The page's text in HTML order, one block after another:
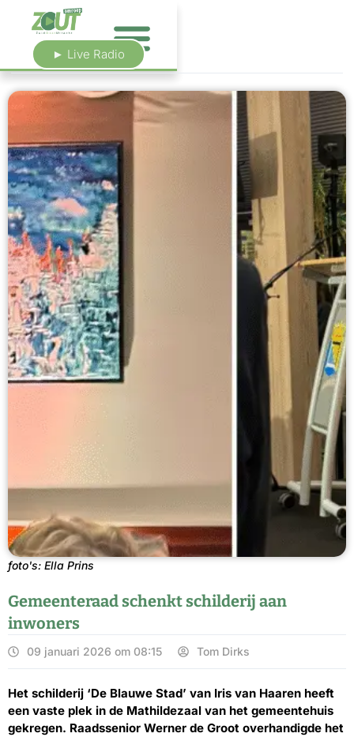
► Live Radio
foto's: Ella Prins
Gemeenteraad schenkt schilderij aan
inwoners
09 januari 2026 om 08:15 Tom Dirks
Het schilderij ‘De Blauwe Stad’ van Iris van Haaren heeft
een vaste plek in de Mathildezaal van het gemeentehuis
gekregen. Raadssenior Werner de Groot overhandigde het